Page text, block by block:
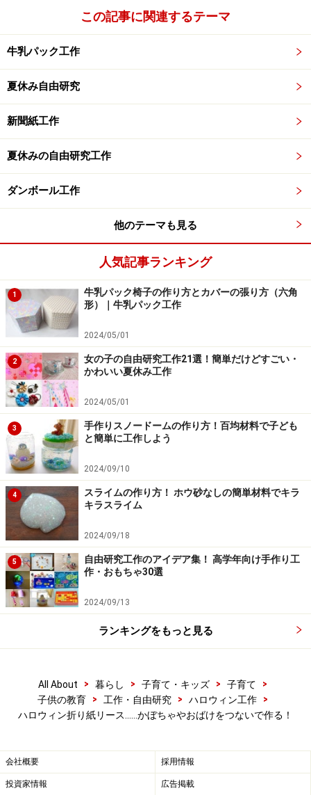
上下、内側に折り込むよ
5.カボチャの上部を内側に折ります。
カボチャの上部分を折り込むよ
6.カボチャの下部を内側に折ります。
裏返した所です！カボチャの下部分も折り込んでね
7.カボチャの横部分を内側に折ります。
カボチャの横部分を折り込むよ
8.表に返し、折り紙にペンでカボチャおばけの顔を描く
と完成です。
折り紙にペンで顔を描いたら、ハロウィンカボチャおばけの
出来上がり！
ハロウィン折り紙"おばけ"の折り方
1.折り紙を半分に折り開きます。折り目に合わせて下部
両端を折ります。
真ん中の線に合わせて折ってね
2.上部も真ん中の線に合わせて両端を折ります。
3.上部下部を図の様に折ります。
4.裏返し、折り紙にペンでおばけの顔を描くと完成で
す。
この記事に関連するテーマ
牛乳パック工作
夏休み自由研究
新聞紙工作
夏休みの自由研究工作
ダンボール工作
他のテーマも見る
人気記事ランキング
1
牛乳パック椅子の作り方とカバーの張り方（六角
形）｜牛乳パック工作
2024/05/01
2
女の子の自由研究工作21選！簡単だけどすごい・
かわいい夏休み工作
2024/05/01
3
手作りスノードームの作り方！百均材料で子ども
と簡単に工作しよう
2024/09/10
4
スライムの作り方！ ホウ砂なしの簡単材料でキラ
キラスライム
2024/09/18
5
自由研究工作のアイデア集！ 高学年向け手作り工
作・おもちゃ30選
2024/09/13
ランキングをもっと見る
All About > 暮らし > 子育て・キッズ > 子育て
>
子供の教育
> 工作・自由研究 > ハロウィン工作
>
ハロウィン折り紙リース……かぼちゃやおばけをつないで作る！
会社概要 採用情報
投資家情報 広告掲載